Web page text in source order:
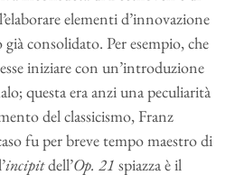
elementi d’innovazione
consolidato. Per esempio, che
iniziare con un’introduzione
questa era anzi una peculiarità
del classicismo, Franz
fu per breve tempo maestro di
incipitdell’Op. 21 spiazza è il